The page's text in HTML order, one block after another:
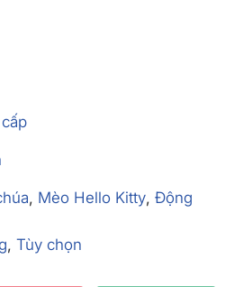
, Mèo Hello Kitty, Động
, Tùy chọn